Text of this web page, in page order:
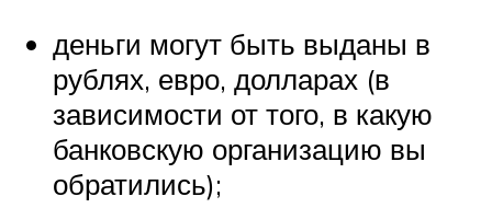
деньги могут быть выданы в
рублях, евро, долларах (в
зависимости от того, в какую
банковскую организацию вы
обратились);